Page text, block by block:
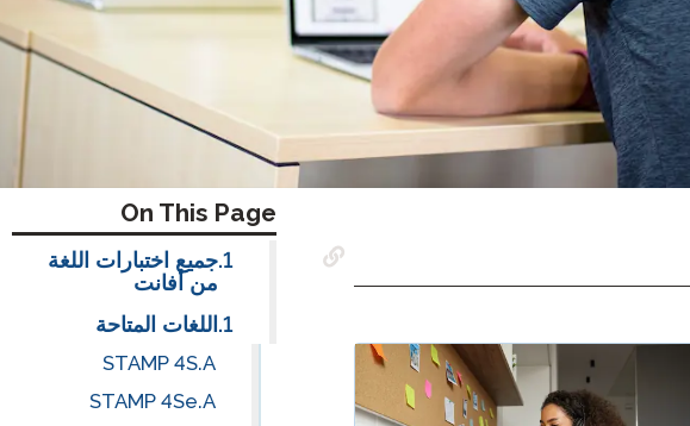
On This Page
جميع اختبارات اللغة
من أفانت
اللغات المتاحة
STAMP 4S
STAMP 4Se